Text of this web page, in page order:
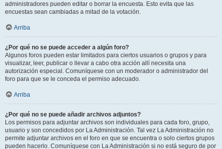
administradores pueden editar o borrar la encuesta. Esto evita que las
encuestas sean cambiadas a mitad de la votación.
Arriba
¿Por qué no se puede acceder a algún foro?
Algunos foros pueden estar limitados para ciertos usuarios o grupos y para
visualizar, leer, publicar o llevar a cabo otra acción allí necesita una
autorización especial. Comuníquese con un moderador o administrador del
foro para que se le conceda el permiso adecuado.
Arriba
¿Por qué no se puede añadir archivos adjuntos?
Los permisos para adjuntar archivos son individuales para cada foro, grupo,
usuario y son concedidos por La Administración. Tal vez La Administración no
permite adjuntar archivos en el foro en que se encuentra o solo ciertos grupos
pueden hacerlo. Comuníquese con La Administración si no está seguro de por